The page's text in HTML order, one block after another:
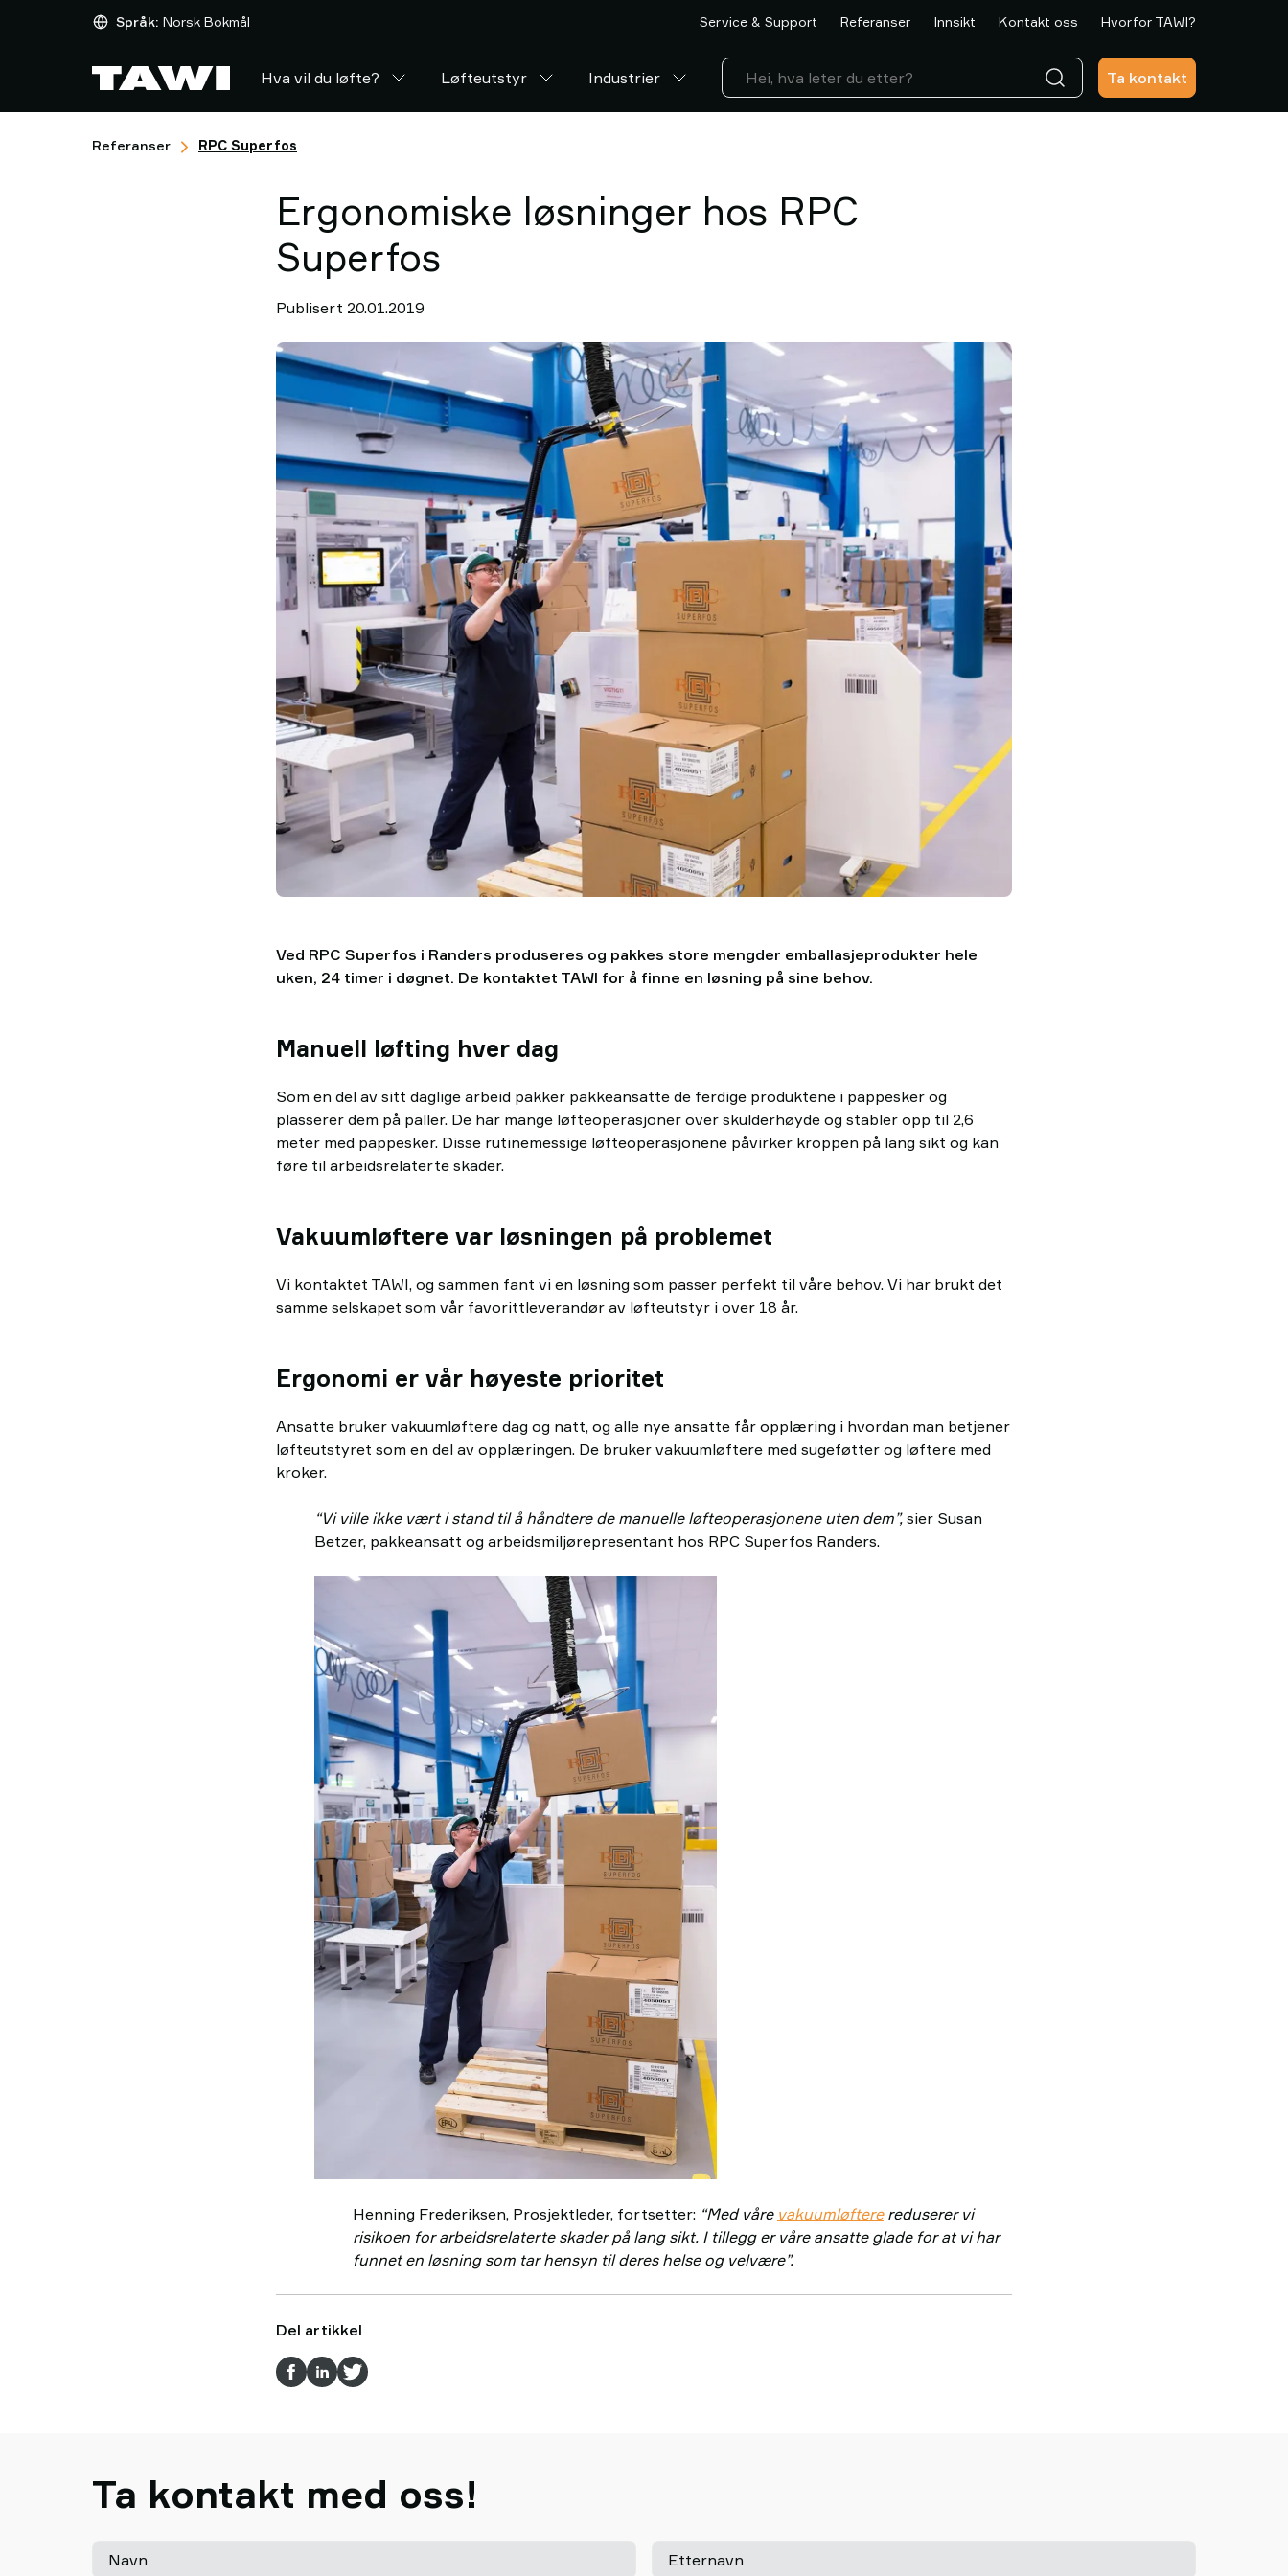
Språk: Norsk Bokmål Service & Support Referanser Innsikt Kontakt oss Hvorfor TAWI?
Hva vil du løfte? Løfteutstyr Industrier Ta kontakt
Referanser RPC Superfos
Ergonomiske løsninger hos RPC
Superfos
Publisert 20.01.2019
Ved RPC Superfos i Randers produseres og pakkes store mengder emballasjeprodukter hele
uken, 24 timer i døgnet. De kontaktet TAWI for å finne en løsning på sine behov.
Manuell løfting hver dag
Som en del av sitt daglige arbeid pakker pakkeansatte de ferdige produktene i pappesker og
plasserer dem på paller. De har mange løfteoperasjoner over skulderhøyde og stabler opp til 2,6
meter med pappesker. Disse rutinemessige løfteoperasjonene påvirker kroppen på lang sikt og kan
føre til arbeidsrelaterte skader.
Vakuumløftere var løsningen på problemet
Vi kontaktet TAWI, og sammen fant vi en løsning som passer perfekt til våre behov. Vi har brukt det
samme selskapet som vår favorittleverandør av løfteutstyr i over 18 år.
Ergonomi er vår høyeste prioritet
Ansatte bruker vakuumløftere dag og natt, og alle nye ansatte får opplæring i hvordan man betjener
løfteutstyret som en del av opplæringen. De bruker vakuumløftere med sugeføtter og løftere med
kroker.
“Vi ville ikke vært i stand til å håndtere de manuelle løfteoperasjonene uten dem”, sier Susan
Betzer, pakkeansatt og arbeidsmiljørepresentant hos RPC Superfos Randers.
Henning Frederiksen, Prosjektleder, fortsetter: “Med våre vakuumløfterereduserer vi
risikoen for arbeidsrelaterte skader på lang sikt. I tillegg er våre ansatte glade for at vi har
funnet en løsning som tar hensyn til deres helse og velvære”.
Del artikkel
Ta kontakt med oss!
Navn Etternavn